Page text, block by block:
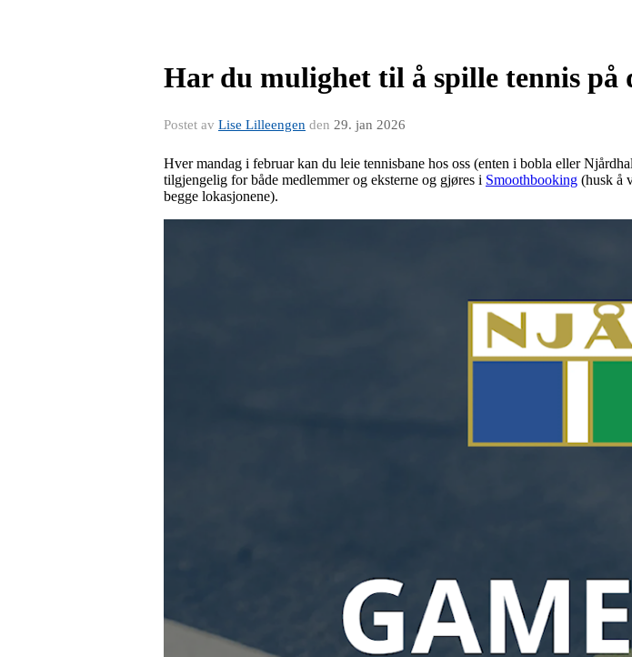
Har du mulighet til å spille tennis på
Postet av Lise Lilleengen den 29. jan 2026
Hver mandag i februar kan du leie tennisbane hos oss (enten i bobla eller
tilgjengelig for både medlemmer og eksterne og gjøres i Smoothbooking (husk å
begge lokasjonene).